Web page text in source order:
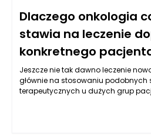
Dlaczego onkologia
stawia na leczenie
konkretnego
Jeszcze nie tak dawno leczenie
głównie na stosowaniu podobnych
terapeutycznych u dużych grup
podobne nowotwory mogą